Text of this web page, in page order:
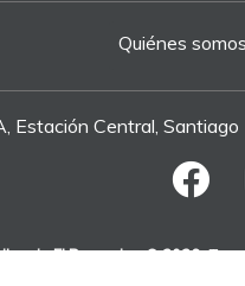
Quiénes somos
Estación Central, Santiago
El Peregrino © 2026¿Te